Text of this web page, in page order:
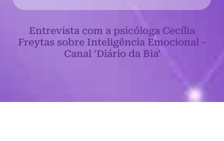
Entrevista com a psicóloga Cecília
Freytas sobre Inteligência Emocional -
Canal 'Diário da Bia'